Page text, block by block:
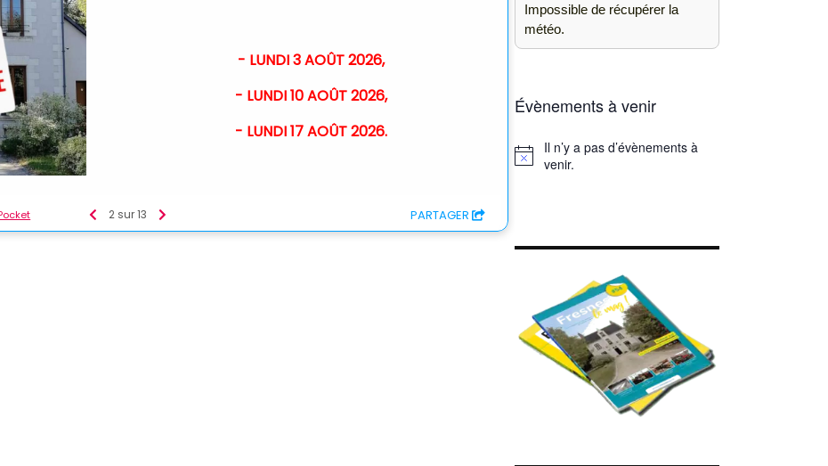
Impossible de récupérer la
météo.
Évènements à venir
Notice
Il n’y a pas d’évènements à
venir.